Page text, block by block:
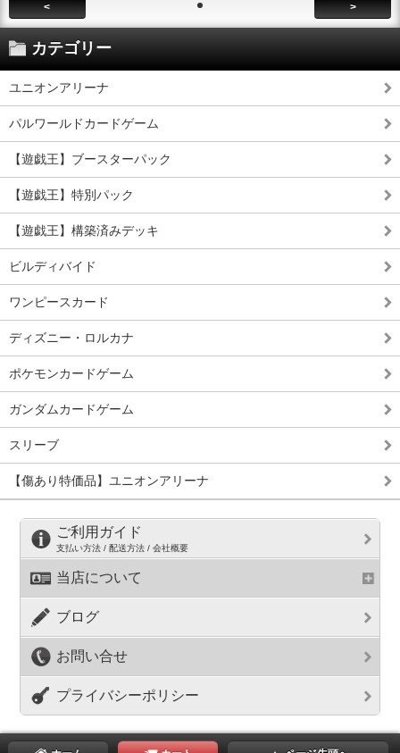
< >
カテゴリー
ユニオンアリーナ
パルワールドカードゲーム
【遊戯王】ブースターパック
【遊戯王】特別パック
【遊戯王】構築済みデッキ
ビルディバイド
ワンピースカード
ディズニー・ロルカナ
ポケモンカードゲーム
ガンダムカードゲーム
スリーブ
【傷あり特価品】ユニオンアリーナ
ご利用ガイド
支払い方法 / 配送方法 / 会社概要
当店について
ブログ
お問い合せ
プライバシーポリシー